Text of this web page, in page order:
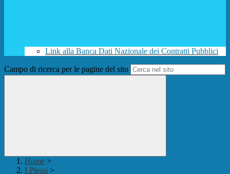
Link alla Banca Dati Nazionale dei Contratti Pubblici
Campo di ricerca per le pagine del sito
Home >
I Plessi >